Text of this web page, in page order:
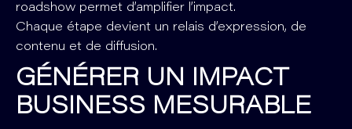
roadshow permet d’amplifier l’impact.
Chaque étape devient un relais d’expression, de
contenu et de diffusion.
GÉNÉRER UN IMPACT
BUSINESS MESURABLE